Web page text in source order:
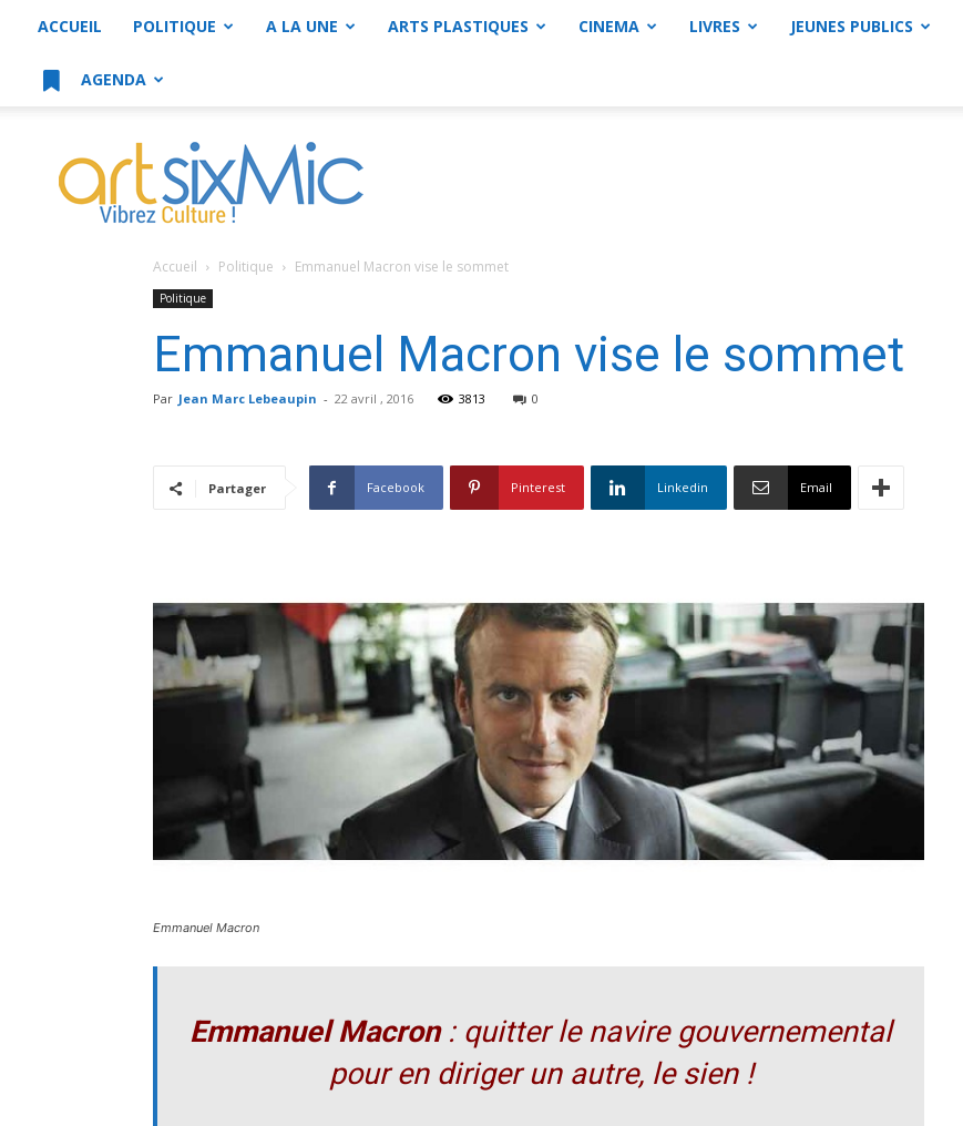
ACCUEIL POLITIQUE A LA UNE ARTS PLASTIQUES CINEMA LIVRES JEUNES PUBLICS
AGENDA
artsixMic
Accueil Politique Emmanuel Macron vise le sommet
Politique
Emmanuel Macron vise le sommet
Par Jean Marc Lebeaupin - 22 avril , 2016 3813 0
Partager Facebook Pinterest Linkedin Email
Emmanuel Macron
Emmanuel Macron: quitter le navire gouvernemental
pour en diriger un autre, le sien !